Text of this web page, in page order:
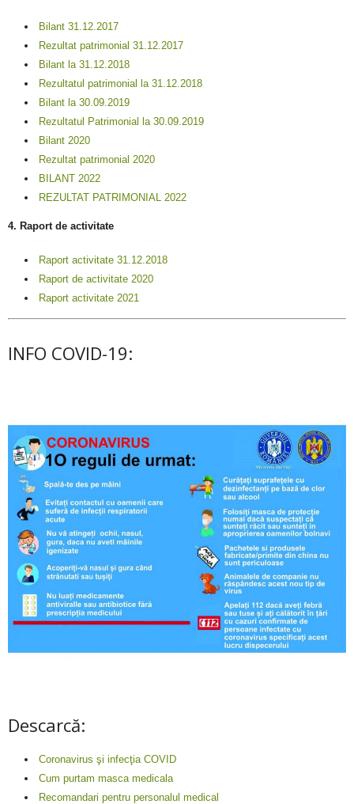
Bilant 31.12.2017
Rezultat patrimonial 31.12.2017
Bilant la 31.12.2018
Rezultatul patrimonial la 31.12.2018
Bilant la 30.09.2019
Rezultatul Patrimonial la 30.09.2019
Bilant 2020
Rezultat patrimonial 2020
BILANT 2022
REZULTAT PATRIMONIAL 2022
4. Raport de activitate
Raport activitate 31.12.2018
Raport de activitate 2020
Raport activitate 2021
INFO COVID-19:
Descarcă:
Coronavirus şi infecţia COVID
Cum purtam masca medicala
Recomandari pentru personalul medical